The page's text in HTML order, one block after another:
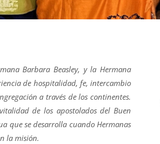
Barbara Beasley, y la Hermana
de hospitalidad, fe, intercambio
a través de los continentes.
de los apostolados del Buen
que se desarrolla cuando Hermanas
la misión.